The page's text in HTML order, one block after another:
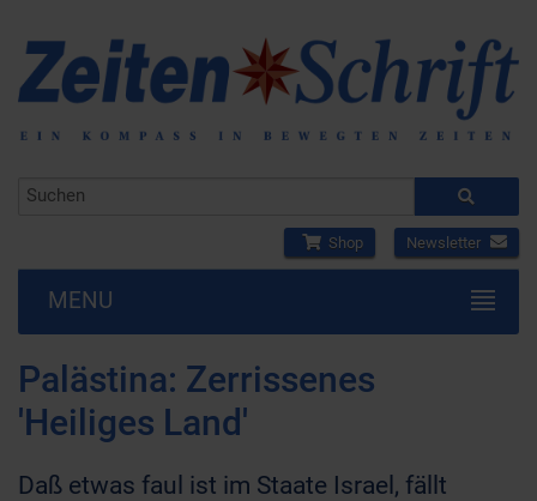
Shop Newsletter
MENU
Palästina: Zerrissenes
'Heiliges Land'
Daß etwas faul ist im Staate Israel, fällt